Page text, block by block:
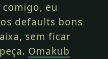
eu
defaults bons
sem ficar
Omakub